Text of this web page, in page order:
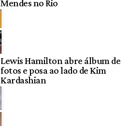
Mendes no Rio
Lewis Hamilton abre álbum de
fotos e posa ao lado de Kim
Kardashian